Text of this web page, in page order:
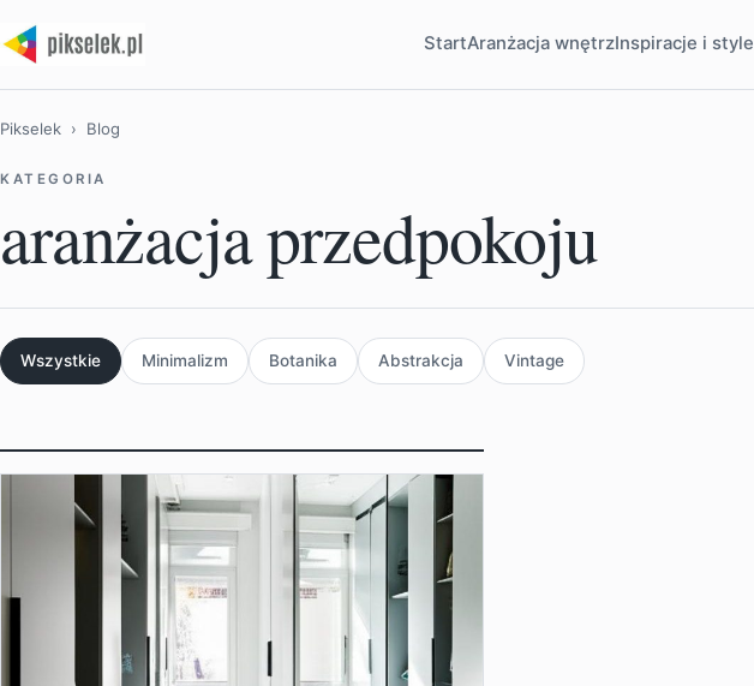
StartAranżacja wnętrz Inspiracje i style
Pikselek › Blog
KATEGORIA
aranżacja przedpokoju
Wszystkie Minimalizm Botanika Abstrakcja Vintage